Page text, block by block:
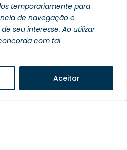
temporariamente para
de navegação e
seu interesse. Ao utilizar
com tal
Aceitar